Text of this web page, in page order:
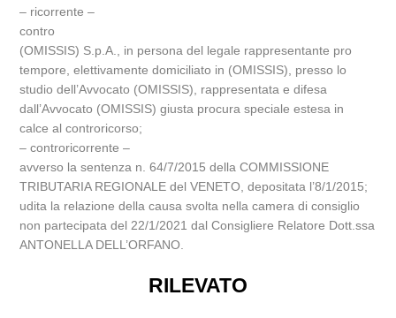
– ricorrente –
contro
(OMISSIS) S.p.A., in persona del legale rappresentante pro
tempore, elettivamente domiciliato in (OMISSIS), presso lo
studio dell’Avvocato (OMISSIS), rappresentata e difesa
dall’Avvocato (OMISSIS) giusta procura speciale estesa in
calce al controricorso;
– controricorrente –
avverso la sentenza n. 64/7/2015 della COMMISSIONE
TRIBUTARIA REGIONALE del VENETO, depositata l’8/1/2015;
udita la relazione della causa svolta nella camera di consiglio
non partecipata del 22/1/2021 dal Consigliere Relatore Dott.ssa
ANTONELLA DELL’ORFANO.
RILEVATO